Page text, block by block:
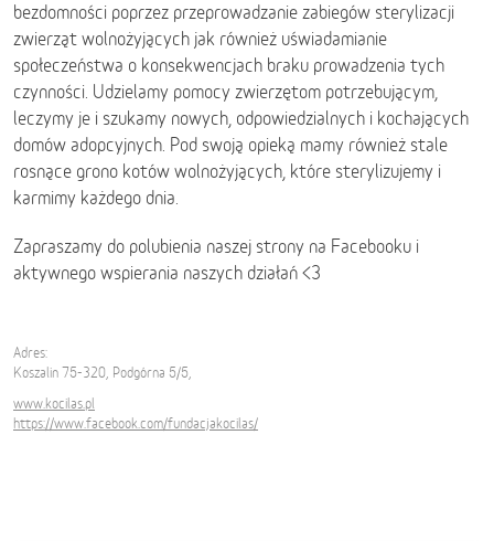
bezdomności poprzez przeprowadzanie zabiegów sterylizacji
zwierząt wolnożyjących jak również uświadamianie
społeczeństwa o konsekwencjach braku prowadzenia tych
czynności. Udzielamy pomocy zwierzętom potrzebującym,
leczymy je i szukamy nowych, odpowiedzialnych i kochających
domów adopcyjnych. Pod swoją opieką mamy również stale
rosnące grono kotów wolnożyjących, które sterylizujemy i
karmimy każdego dnia.
Zapraszamy do polubienia naszej strony na Facebooku i
aktywnego wspierania naszych działań <3
Adres:
Koszalin 75-320, Podgórna 5/5,
www.kocilas.pl
https://www.facebook.com/fundacjakocilas/